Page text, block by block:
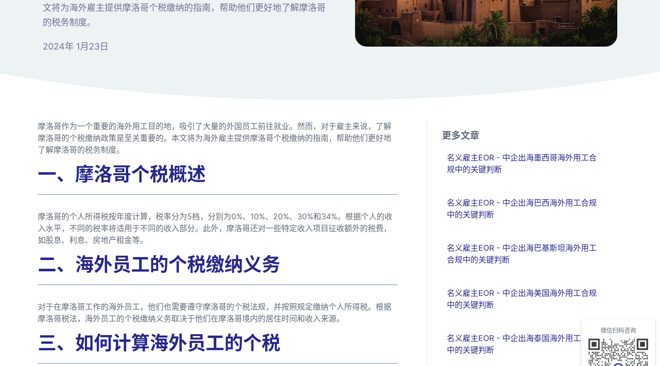
文将为海外雇主提供摩洛哥个税缴纳的指南，帮助他们更好地了解摩洛哥
的税务制度。
2024年 1月23日
摩洛哥作为一个重要的海外用工目的地，吸引了大量的外国员工前往就业。然而，对于雇主来说，了解
摩洛哥的个税缴纳政策是至关重要的。本文将为海外雇主提供摩洛哥个税缴纳的指南，帮助他们更好地
了解摩洛哥的税务制度。
一、摩洛哥个税概述
摩洛哥的个人所得税按年度计算，税率分为5档，分别为0%、10%、20%、30%和34%。根据个人的收
入水平，不同的税率将适用于不同的收入部分。此外，摩洛哥还对一些特定收入项目征收额外的税费，
如股息、利息、房地产租金等。
二、海外员工的个税缴纳义务
对于在摩洛哥工作的海外员工，他们也需要遵守摩洛哥的个税法规，并按照规定缴纳个人所得税。根据
摩洛哥税法，海外员工的个税缴纳义务取决于他们在摩洛哥境内的居住时间和收入来源。
三、如何计算海外员工的个税
更多文章
名义雇主EOR - 中企出海墨西哥海外用工合
规中的关键判断
名义雇主EOR - 中企出海巴西海外用工合规
中的关键判断
名义雇主EOR - 中企出海巴基斯坦海外用工
合规中的关键判断
名义雇主EOR - 中企出海美国海外用工合规
中的关键判断
名义雇主EOR - 中企出海泰国海外用工合规
中的关键判断
微信扫码咨询